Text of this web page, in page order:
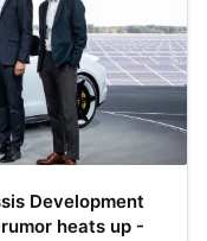
Development
heats up -